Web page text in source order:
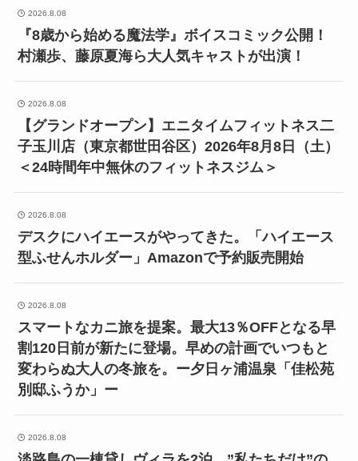
2026.8.08
『8歳から始める魔法学』ボイスコミック公開！
村瀬歩、藤原夏海ら大人気キャストが出演！
2026.8.08
【グランドオープン】エニタイムフィットネス二
子玉川店（東京都世田谷区）2026年8月8日（土）
＜24時間年中無休のフィットネスジム＞
2026.8.08
デスクにハイエースがやってきた。「ハイエース
型ふせんホルダー」Amazonで予約販売開始
2026.8.08
スマートなカニ旅を提案。最大13％OFFとなる早
割120日前が新たに登場。早めの計画でいつもと
変わらぬ大人の冬旅を。ー夕日ヶ浦温泉「佳松苑
別邸ふうか」ー
2026.8.08